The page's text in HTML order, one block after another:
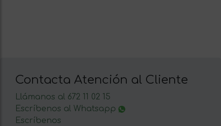
Contacta Atención al Cliente
Llámanos al 672 11 02 15
Escríbenos al Whatsapp
Escríbenos